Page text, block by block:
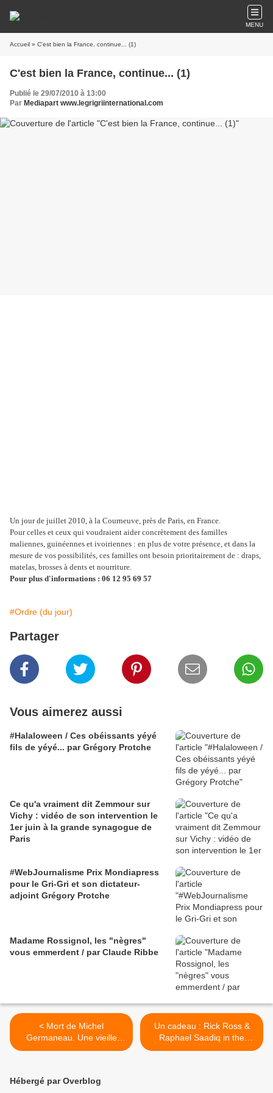
MENU
Accueil » C'est bien la France, continue... (1)
C'est bien la France, continue... (1)
Publié le 29/07/2010 à 13:00
Par Mediapart www.legrigriinternational.com
Un jour de juillet 2010, à la Courneuve, près de Paris, en France.
Pour celles et ceux qui voudraient aider concrètement des familles
maliennes, guinéennes et ivoiriennes : en plus de votre présence, et dans la
mesure de vos possibilités, ces familles ont besoin prioritairement de : draps,
matelas, brosses à dents et nourriture.
Pour plus d'informations : 06 12 95 69 57
#Ordre (du jour)
Partager
Vous aimerez aussi
#Halaloween / Ces obéissants yéyé
fils de yéyé... par Grégory Protche
Ce qu'a vraiment dit Zemmour sur
Vichy : vidéo de son intervention le
1er juin à la grande synagogue de
Paris
#WebJournalisme Prix Mondiapress
pour le Gri-Gri et son dictateur-
adjoint Grégory Protche
Madame Rossignol, les "nègres"
vous emmerdent / par Claude Ribbe
< Mort de Michel
Germaneau. Une vieille
habitude française :
Un cadeau : Rick Ross &
Raphael Saadiq in the
studio - Making off "All The
Hébergé par Overblog